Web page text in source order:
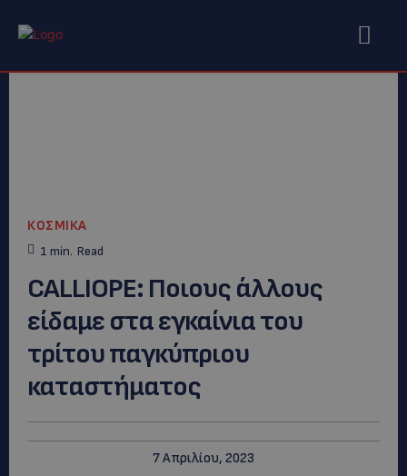
ΚΟΣΜΙΚΑ
1 min. Read
CALLIOPE: Ποιους άλλους
είδαμε στα εγκαίνια του
τρίτου παγκύπριου
καταστήματος
7 Απριλίου, 2023